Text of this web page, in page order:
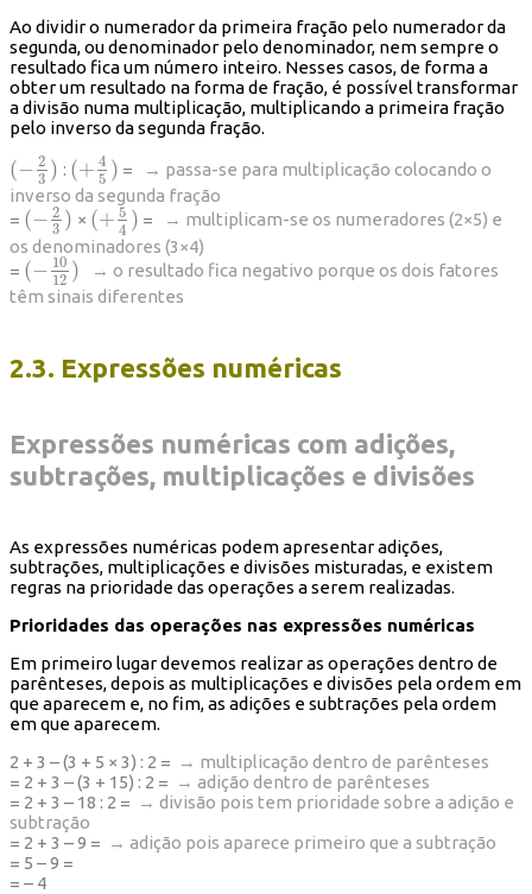
Ao dividir o numerador da primeira fração pelo numerador da
segunda, ou denominador pelo denominador, nem sempre o
resultado fica um número inteiro. Nesses casos, de forma a
obter um resultado na forma de fração, é possível transformar
a divisão numa multiplicação, multiplicando a primeira fração
pelo inverso da segunda fração.
(− 2
3 )
( −23) : (+ 4
5 )
(+45) =
→ passa-se para multiplicação colocando o
inverso da segunda fração
= (− 2
3 )
( −23) × (+ 5
4 )
(+54) =
→ multiplicam-se os numeradores (2×5) e
os denominadores (3×4)
= (− 10
12 )
( −1012)
→ o resultado fica negativo porque os dois fatores
têm sinais diferentes
2.3. Expressões numéricas
Expressões numéricas com adições,
subtrações, multiplicações e divisões
As expressões numéricas podem apresentar adições,
subtrações, multiplicações e divisões misturadas, e existem
regras na prioridade das operações a serem realizadas.
Prioridades das operações nas expressões numéricas
Em primeiro lugar devemos realizar as operações dentro de
parênteses, depois as multiplicações e divisões pela ordem em
que aparecem e, no fim, as adições e subtrações pela ordem
em que aparecem.
2 + 3 – (3 + 5 × 3) : 2 = → multiplicação dentro de parênteses
= 2 + 3 – (3 + 15) : 2 = → adição dentro de parênteses
= 2 + 3 – 18 : 2 = → divisão pois tem prioridade sobre a adição e
subtração
= 2 + 3 – 9 = → adição pois aparece primeiro que a subtração
= 5 – 9 =
= – 4